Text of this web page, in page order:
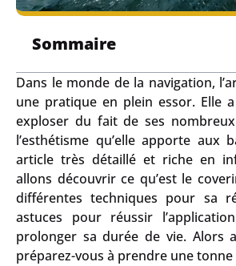
Sommaire
Dans le monde de la navigation,
une pratique en plein essor. Elle
exploser du fait de ses
l’esthétisme qu’elle apporte aux
article très détaillé et riche en
allons découvrir ce qu’est le
différentes techniques pour sa
astuces pour réussir
prolonger sa durée de vie. Alors
préparez-vous à prendre une tonne